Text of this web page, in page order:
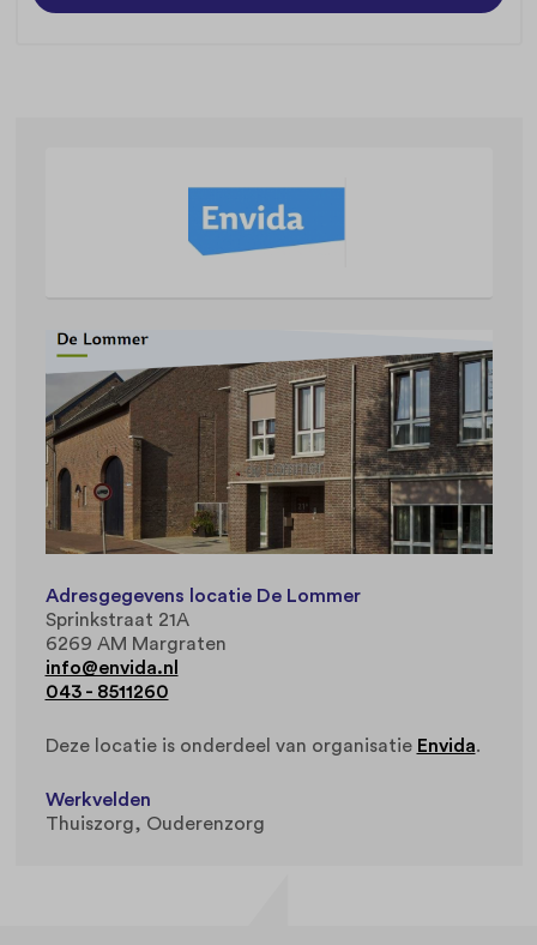
Adresgegevens locatie De Lommer
Sprinkstraat 21A
6269 AM Margraten
info@envida.nl
043 - 8511260
Deze locatie is onderdeel van organisatie Envida.
Werkvelden
Thuiszorg
Ouderenzorg